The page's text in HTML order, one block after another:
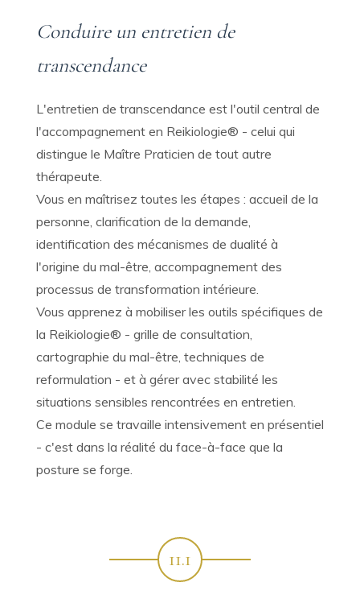
Conduire un entretien de
transcendance
L'entretien de transcendance est l'outil central de
l'accompagnement en Reikiologie® - celui qui
distingue le Maître Praticien de tout autre
thérapeute.
Vous en maîtrisez toutes les étapes : accueil de la
personne, clarification de la demande,
identification des mécanismes de dualité à
l'origine du mal-être, accompagnement des
processus de transformation intérieure.
Vous apprenez à mobiliser les outils spécifiques de
la Reikiologie® - grille de consultation,
cartographie du mal-être, techniques de
reformulation - et à gérer avec stabilité les
situations sensibles rencontrées en entretien.
Ce module se travaille intensivement en présentiel
- c'est dans la réalité du face-à-face que la
posture se forge.
11.1